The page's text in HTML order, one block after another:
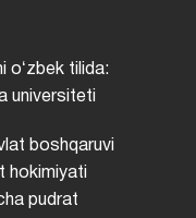
oʻzbek tilida:
universiteti
boshqaruvi
hokimiyati
pudrat